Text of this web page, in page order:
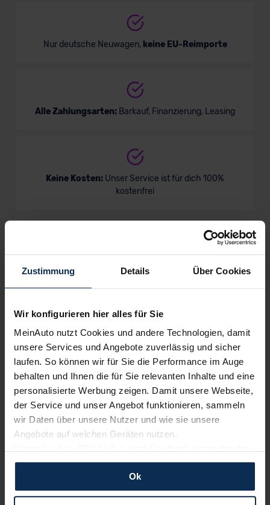
Zustimmung Details Über Cookies
Wir konfigurieren hier alles für Sie
MeinAuto nutzt Cookies und andere Technologien, damit
unsere Services und Angebote zuverlässig und sicher
laufen. So können wir für Sie die Performance im Auge
behalten und Ihnen die für Sie relevanten Inhalte und eine
personalisierte Werbung zeigen. Damit unsere Webseite,
der Service und unser Angebot funktionieren, sammeln
wir Daten über unsere Nutzer und wie sie unsere
Angebote auf welchen Geräten nutzen.
und erlauben uns Cookies für unseren Service zu
verwenden und diese Daten an Dritte weiterzugeben,
etwa an unsere Marketingpartner. Falls Sie dem nicht
Ok
Nur deutsche Neuwagen, keine EU-Reimporte
Alle Zahlungsarten: Barkauf, Finanzierung, Leasing
Keine Kosten: Unser Service ist für dich 100%
kostenfrei
Wir sind stolz auf eine hohe
dadurch ihr Wunschauto zum Top-Rabatt erhalten und
bewerten unsere Arbeit positiv.
Sehen Sie sich unsere Bewertungen an: